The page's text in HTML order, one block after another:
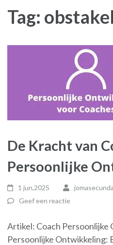
Tag:
De Kracht van
Persoonlijke
1 jun,2025
Geef een reactie
Artikel: Coach Persoonlijke
Persoonlijke Ontwikkeling: